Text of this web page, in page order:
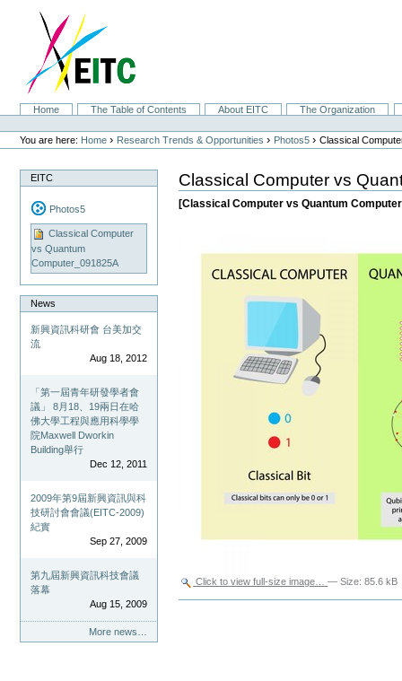
navigation
SectionsHome The Table of Contents About EITC
The Organization
Personal
tools
You are here: Home › Research Trends & Opportunities › Photos5 ›Classical
EITC
Photos5
Classical Computer
vs Quantum
Computer_091825A
News
新興資訊科研會 台美加交
流
Aug 18, 2012
「第一屆青年研發學者會
議」 8月18、19兩日在哈
佛大學工程與應用科學學
院Maxwell Dworkin
Building舉行
Dec 12, 2011
2009年第9屆新興資訊與科
技研討會會議(EITC-2009)
紀實
Sep 27, 2009
第九屆新興資訊科技會議
落幕
Aug 15, 2009
More news…
Classical Computer vs
[Classical Computer vs Quantum
Click to view full-size image… —Size:85.6 kB